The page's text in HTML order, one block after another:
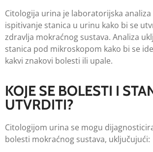
Citologija urina je laboratorijska analiza
ispitivanje stanica u urinu kako bi se
zdravlja mokraćnog sustava. Analiza
stanica pod mikroskopom kako bi se
kakvi znakovi bolesti ili upale.
KOJE SE BOLESTI I
UTVRDITI?
Citologijom urina se mogu
bolesti mokraćnog sustava, uključujući: